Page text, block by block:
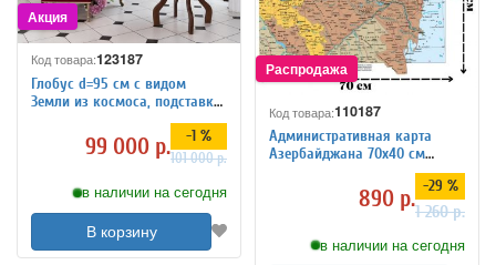
Код товара:123187
Глобус d=95 см c видом
Земли из космоса, подставка
деревянная на ножках
99 000 р. -1 %
101 000 р.
в наличии на сегодня
В корзину
Код товара:110187
Административная карта
Азербайджана 70х40 см
890 р. -29 %
1 260 р.
в наличии на сегодня